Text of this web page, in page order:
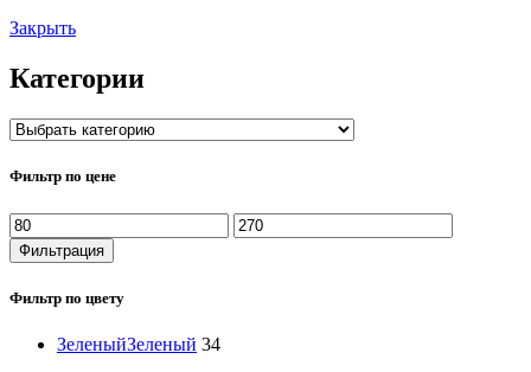
Закрыть
Категории
Фильтр по цене
Минимальная
цена
Максимальная
цена
Фильтрация
Фильтр по цвету
ЗеленыйЗеленый 34